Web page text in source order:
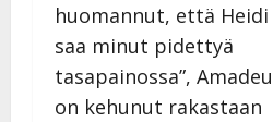
huomannut, että Heidi
saa minut pidettyä
tasapainossa”,
on kehunut rakastaan